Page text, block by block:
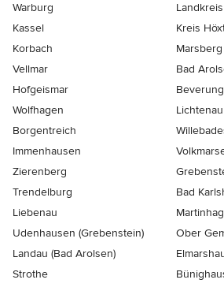
Warburg
Kassel
Kreis
Korbach
Marsberg
Vellmar
Bad
Hofgeismar
Wolfhagen
Lichtenau
Borgentreich
Immenhausen
Zierenberg
Trendelburg
Bad
Liebenau
Udenhausen (Grebenstein)
Ober
Landau (Bad Arolsen)
Strothe